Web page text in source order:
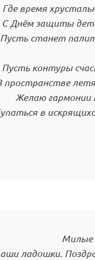
Где время
С Днём защиты
Пусть станет
Пусть контуры
пространстве
Желаю гармонии
в
Милые
ладошки.